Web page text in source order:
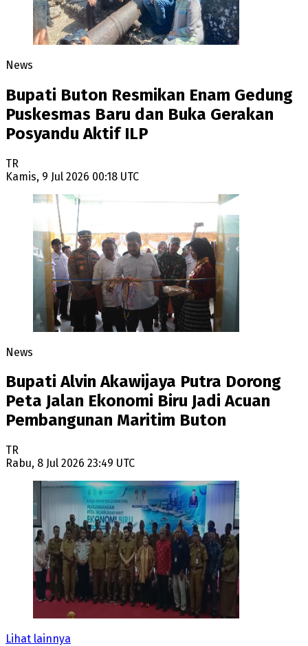
News
Bupati Buton Resmikan Enam Gedung
Puskesmas Baru dan Buka Gerakan
Posyandu Aktif ILP
TR
Kamis, 9 Jul 2026 00:18 UTC
News
Bupati Alvin Akawijaya Putra Dorong
Peta Jalan Ekonomi Biru Jadi Acuan
Pembangunan Maritim Buton
TR
Rabu, 8 Jul 2026 23:49 UTC
Lihat lainnya